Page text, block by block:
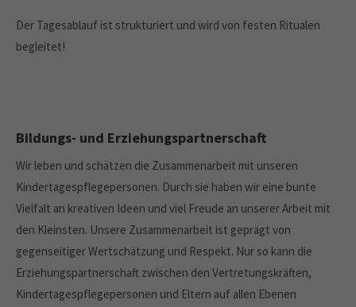
Der Tagesablauf ist strukturiert und wird von festen Ritualen
begleitet!
Bildungs- und Erziehungspartnerschaft
Wir leben und schätzen die Zusammenarbeit mit unseren
Kindertagespflegepersonen. Durch sie haben wir eine bunte
Vielfalt an kreativen Ideen und viel Freude an unserer Arbeit mit
den Kleinsten. Unsere Zusammenarbeit ist geprägt von
gegenseitiger Wertschätzung und Respekt. Nur so kann die
Erziehungspartnerschaft zwischen den Vertretungskräften,
Kindertagespflegepersonen und Eltern auf allen Ebenen